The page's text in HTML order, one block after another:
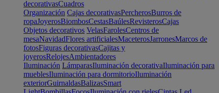
decorativasCuadros
Organización Cajas decorativasPercherosBurros de
ropaJoyerosBiombosCestasBaúlesRevisterosCajas
Objetos decorativos VelasFarolesCentros de
mesaNavidadFlores artificialesMaceterosJarronesMarcos de
fotosFiguras decorativasCajitas y
joyerosRelojesAmbientadores
Iluminación LámparasIluminación decorativaIluminación para
mueblesIluminación para dormitorioIluminación
exteriorGuirnaldasBalizasSmart